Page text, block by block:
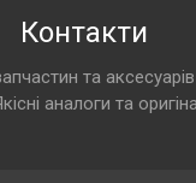
Контакти
та
аналоги та